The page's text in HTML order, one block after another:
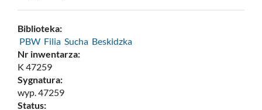
Biblioteka:
PBW Filia Sucha Beskidzka
Nr inwentarza:
K 47259
Sygnatura:
wyp. 47259
Status: